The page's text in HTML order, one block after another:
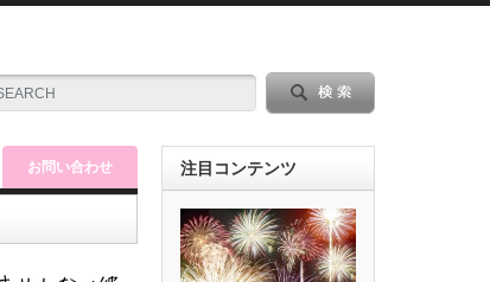
お問い合わせ 注目コンテンツ